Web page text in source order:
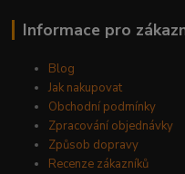
Informace pro
Blog
Jak nakupovat
Obchodní podmínky
Zpracování objednávky
Způsob dopravy
Recenze zákazníků